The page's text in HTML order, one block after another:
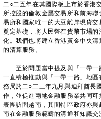
二○二五年在其國際板上市於香港
所控股的倫敦金屬交易所和前海
易所和國家唯一的大豆離岸現貨
奠定基礎，將人民幣在貨幣市場
化。我們也將建立香港黃金中央
的清算服務。
至於問題當中提及與「一帶一
一直積極推動與「一帶一路」地
務局於二○二三年九月與迪拜酋長
作，並促進兩地金融服務業共同
表團訪問越南，其間特區政府亦
南在金融服務範疇的溝通和知識